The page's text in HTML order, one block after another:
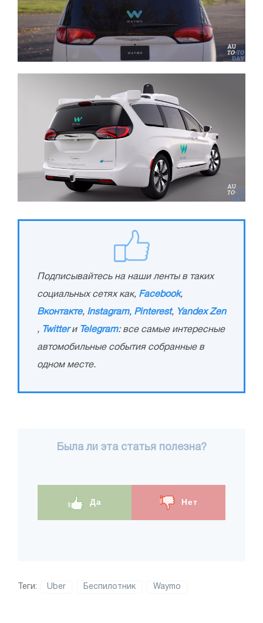
Подписывайтесь на наши ленты в таких
социальных сетях как, Facebook,
Вконтакте, Instagram, Pinterest, Yandex Zen
, Twitterи Telegram: все самые интересные
автомобильные события собранные в
одном месте.
Была ли эта статья полезна?
Да Нет
Теги: Uber Беспилотник Waymo